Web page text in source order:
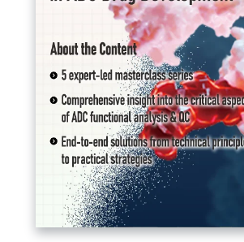
閉じる